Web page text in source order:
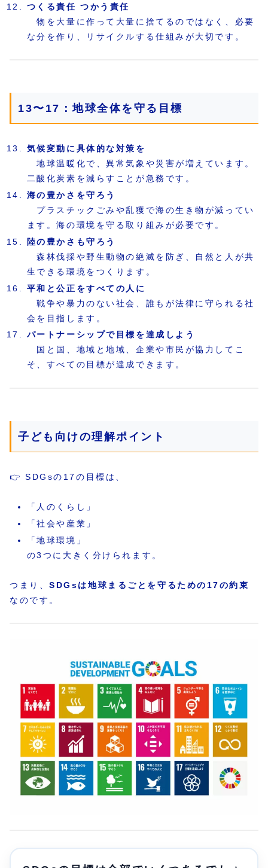
つくる責任 つかう責任
物を大量に作って大量に捨てるのではなく、必要
な分を作り、リサイクルする仕組みが大切です。
13〜17：地球全体を守る目標
気候変動に具体的な対策を
地球温暖化で、異常気象や災害が増えています。
二酸化炭素を減らすことが急務です。
海の豊かさを守ろう
プラスチックごみや乱獲で海の生き物が減ってい
ます。海の環境を守る取り組みが必要です。
陸の豊かさも守ろう
森林伐採や野生動物の絶滅を防ぎ、自然と人が共
生できる環境をつくります。
平和と公正をすべての人に
戦争や暴力のない社会、誰もが法律に守られる社
会を目指します。
パートナーシップで目標を達成しよう
国と国、地域と地域、企業や市民が協力してこ
そ、すべての目標が達成できます。
子ども向けの理解ポイント
👉 SDGsの17の目標は、
「人のくらし」
「社会や産業」
「地球環境」
の3つに大きく分けられます。
つまり、SDGsは地球まるごとを守るための17の約束
なのです。